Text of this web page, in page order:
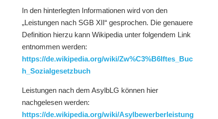
In den hinterlegten Informationen wird von den
„Leistungen nach SGB XII“ gesprochen. Die genauere
Definition hierzu kann Wikipedia unter folgendem Link
entnommen werden:
https://de.wikipedia.org/wiki/Zw%C3%B6lftes_Buc
h_Sozialgesetzbuch
Leistungen nach dem AsylbLG können hier
nachgelesen werden:
https://de.wikipedia.org/wiki/Asylbewerberleistung